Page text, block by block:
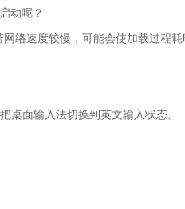
动呢？
络速度较慢，可能会使加载过程
桌面输入法切换到英文输入状态。